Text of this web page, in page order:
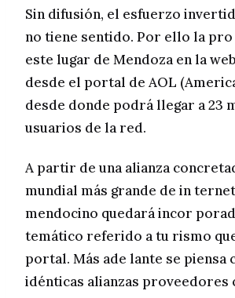
Sin difusión, el esfuerzo
no tiene sentido. Por ello la
este lugar de Mendoza en la
desde el portal de AOL
desde donde podrá llegar a 23
usuarios de la red.
A partir de una alianza
mundial más grande de in
mendocino quedará incor
temático referido a tu rismo
portal. Más ade lante se piensa
idénticas alianzas proveedores